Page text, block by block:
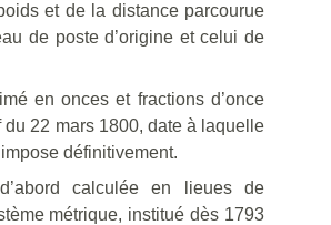
et de la distance parcourue
de poste d’origine et celui de
en onces et fractions d’once
du 22 mars 1800, date à laquelle
définitivement.
calculée en lieues de
métrique, institué dès 1793